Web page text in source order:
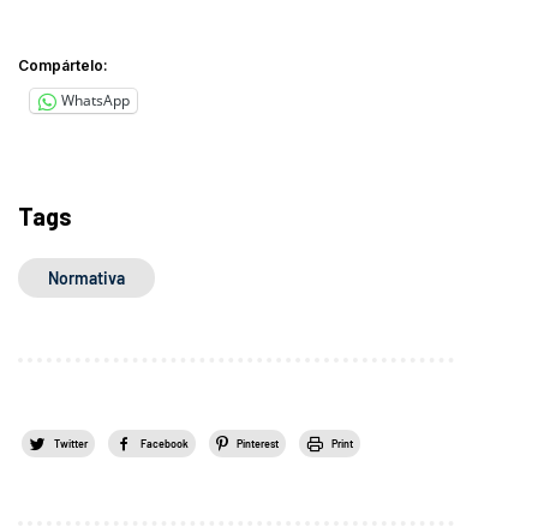
Compártelo:
WhatsApp
Tags
Normativa
Twitter Facebook Pinterest Print